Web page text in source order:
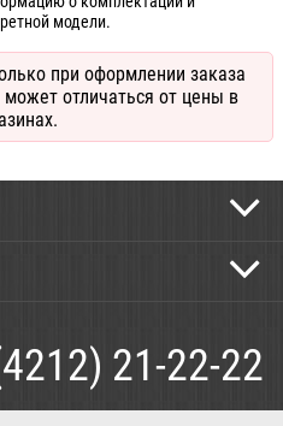
модели.
при оформлении заказа
может отличаться от цены в
21-22-22